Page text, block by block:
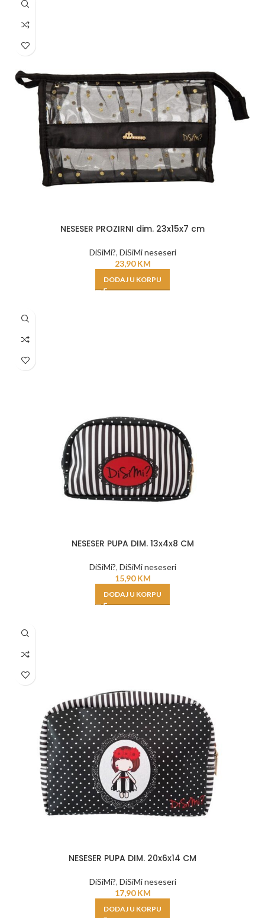
NESESER PROZIRNI dim. 23x15x7 cm
DiSiMi?, DiSiMi neseseri
23,90KM
DODAJ U KORPU
NESESER PUPA DIM. 13x4x8 CM
DiSiMi?, DiSiMi neseseri
15,90KM
DODAJ U KORPU
NESESER PUPA DIM. 20x6x14 CM
DiSiMi?, DiSiMi neseseri
17,90KM
DODAJ U KORPU